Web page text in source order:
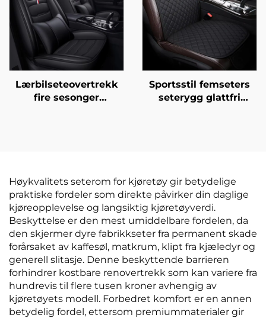
Lærbilseteovertrekk
fire sesonger
Sportsstil femseters
seterygg glattfri
Høykvalitets seterom for kjøretøy gir betydelige
praktiske fordeler som direkte påvirker din daglige
kjøreopplevelse og langsiktig kjøretøyverdi.
Beskyttelse er den mest umiddelbare fordelen, da
den skjermer dyre fabrikkseter fra permanent skade
forårsaket av kaffesøl, matkrum, klipt fra kjæledyr og
generell slitasje. Denne beskyttende barrieren
forhindrer kostbare renovertrekk som kan variere fra
hundrevis til flere tusen kroner avhengig av
kjøretøyets modell. Forbedret komfort er en annen
betydelig fordel, ettersom premiummaterialer gir